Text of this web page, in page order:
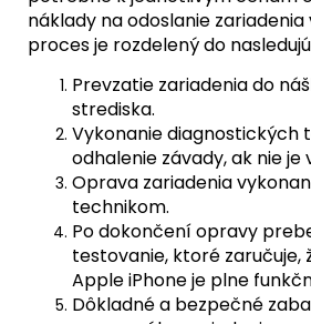
náklady na odoslanie
proces je rozdelený do
Prevzatie zariadenia do
strediska.
Vykonanie diagnostických
odhalenie závady, ak nie je
Oprava zariadenia
technikom.
Po dokončení opravy
testovanie, ktoré zaručuje,
Apple iPhone je plne
Dôkladné a bezpečné